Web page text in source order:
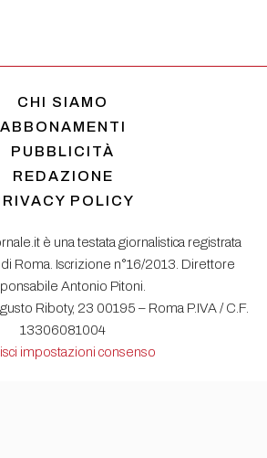
CHI SIAMO
ABBONAMENTI
PUBBLICITÀ
REDAZIONE
POLICY
è una testata giornalistica registrata
Roma. Iscrizione n°16/2013. Direttore
Antonio Pitoni.
Riboty, 23 00195 – Roma P.IVA / C.F.
13306081004
impostazioni consenso